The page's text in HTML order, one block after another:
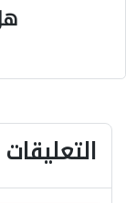
التعليقات